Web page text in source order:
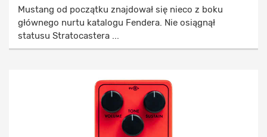
Mustang od początku znajdował się nieco z boku
głównego nurtu katalogu Fendera. Nie osiągnął
statusu Stratocastera ...